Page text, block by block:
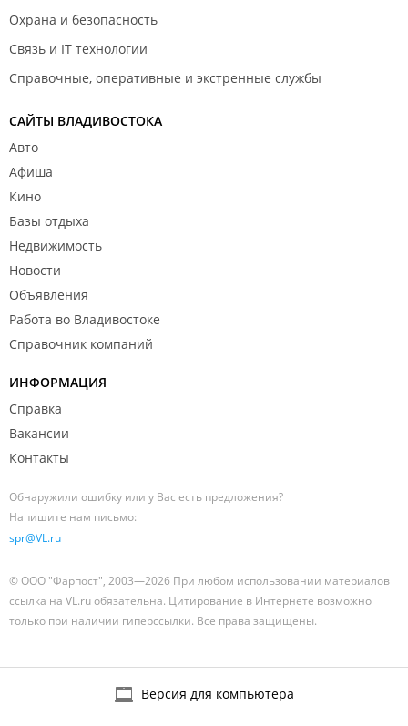
Охрана и безопасность
Связь и IT технологии
Справочные, оперативные и экстренные службы
САЙТЫ ВЛАДИВОСТОКА
Авто
Афиша
Кино
Базы отдыха
Недвижимость
Новости
Объявления
Работа во Владивостоке
Справочник компаний
ИНФОРМАЦИЯ
Справка
Вакансии
Контакты
Обнаружили ошибку или у Вас есть предложения?
Напишите нам письмо:
spr@VL.ru
© ООО "Фарпост", 2003—2026 При любом использовании материалов
ссылка на VL.ru обязательна. Цитирование в Интернете возможно
только при наличии гиперссылки. Все права защищены.
Версия для компьютера